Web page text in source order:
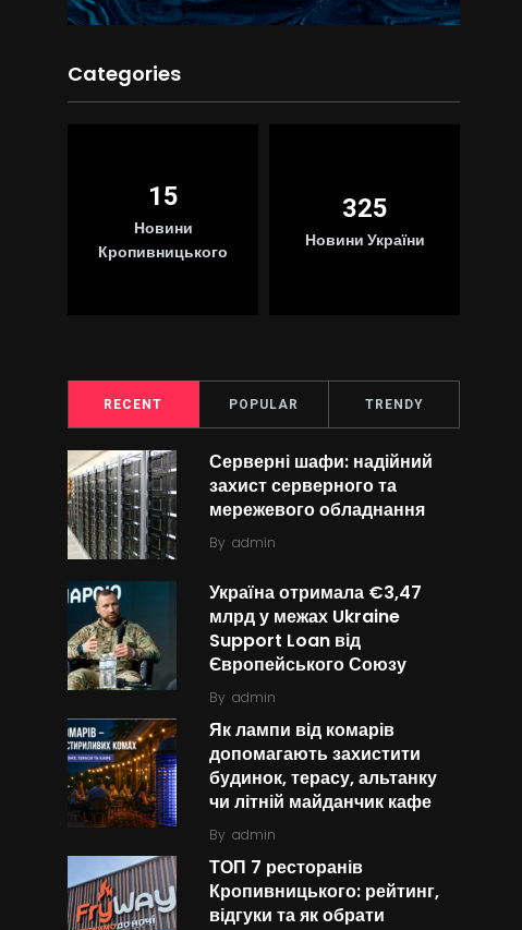
Categories
15
Новини
Кропивницького
325
Новини України
RECENT POPULAR TRENDY
Серверні шафи: надійний
захист серверного та
мережевого обладнання
By admin
Україна отримала €3,47
млрд у межах Ukraine
Support Loan від
Європейського Союзу
By admin
Як лампи від комарів
допомагають захистити
будинок, терасу, альтанку
чи літній майданчик кафе
By admin
ТОП 7 ресторанів
Кропивницького: рейтинг,
відгуки та як обрати